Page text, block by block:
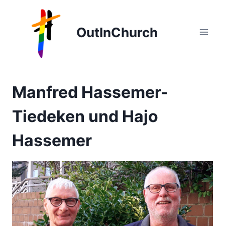
springen
OutInChurch
Manfred Hassemer-
Tiedeken und Hajo
Hassemer